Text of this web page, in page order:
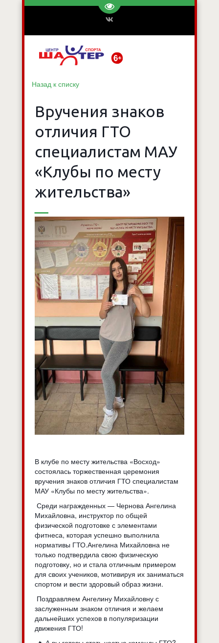
Перейти на версию для
Назад к списку
Вручения знаков
отличия ГТО
специалистам МАУ
«Клубы по месту
жительства»
В клубе по месту жительства «Восход»
состоялась торжественная церемония
вручения знаков отличия ГТО специалистам
МАУ «Клубы по месту жительства».
Среди награжденных — Чернова Ангелина
Михайловна, инструктор по общей
физической подготовке с элементами
фитнеса, которая успешно выполнила
нормативы ГТО.Ангелина Михайловна не
только подтвердила свою физическую
подготовку, но и стала отличным примером
для своих учеников, мотивируя их заниматься
спортом и вести здоровый образ жизни.
Поздравляем Ангелину Михайловну с
заслуженным знаком отличия и желаем
дальнейших успехов в популяризации
движения ГТО!